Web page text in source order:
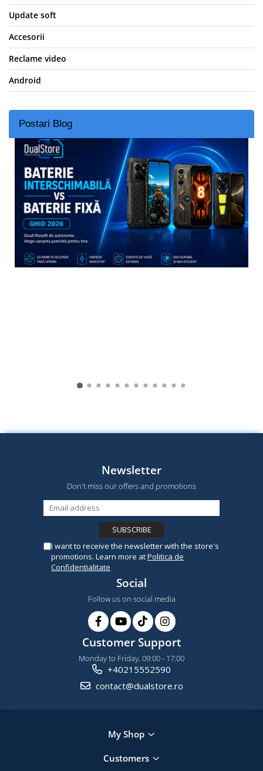
Update soft
Accesorii
Reclame video
Android
Postari Blog
Newsletter
Don't miss our offers and promotions
I want to receive the newsletter with the store's
promotions. Learn more atPolitica de
Confidentialitate
Social
Follow us on social media
Customer Support
Monday to Friday, 09:00 - 17:00
+40215552590
contact@dualstore.ro
My Shop
Customers